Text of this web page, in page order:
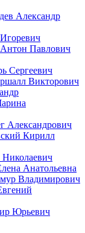
Александр
Павлович
Сергеевич
Викторович
Александрович
Кирилл
Анатольевна
Владимирович
Юрьевич